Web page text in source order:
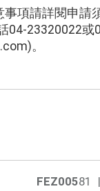
項請詳閱申請
04-23320022或
。
FEZ00581 |